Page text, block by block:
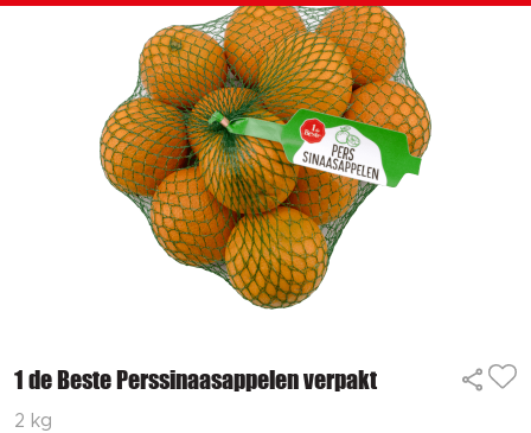
1 de Beste Perssinaasappelen verpakt
2 kg